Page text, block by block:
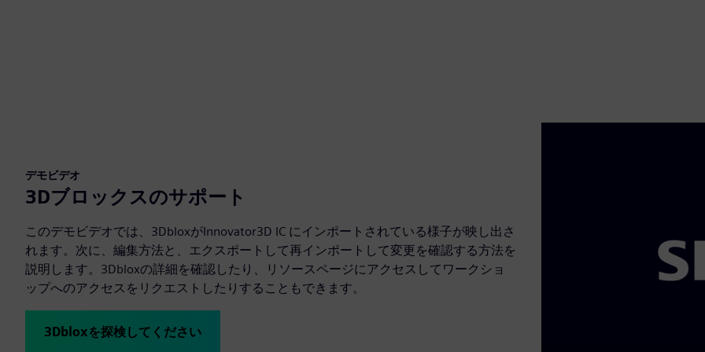
デモビデオ
3Dブロックスのサポート
このデモビデオでは、3DbloxがInnovator3D IC にインポートされている様子が映し出さ
れます。次に、編集方法と、エクスポートして再インポートして変更を確認する方法を
説明します。3Dbloxの詳細を確認したり、リソースページにアクセスしてワークショ
ップへのアクセスをリクエストしたりすることもできます。
3Dbloxを探検してください